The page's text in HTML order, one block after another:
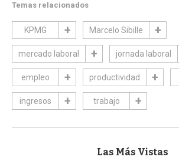
Temas relacionados
KPMG Marcelo Sibille
mercado laboral jornada laboral
empleo productividad
ingresos trabajo
Las Más Vistas